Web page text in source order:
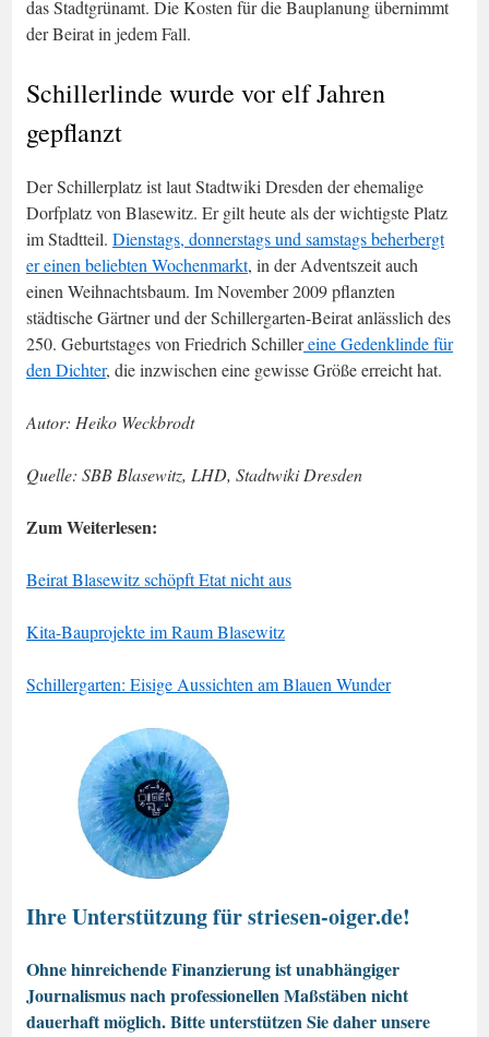
das Stadtgrünamt. Die Kosten für die Bauplanung übernimmt
der Beirat in jedem Fall.
Schillerlinde wurde vor elf Jahren
gepflanzt
Der Schillerplatz ist laut Stadtwiki Dresden der ehemalige
Dorfplatz von Blasewitz. Er gilt heute als der wichtigste Platz
im Stadtteil. Dienstags, donnerstags und samstags beherbergt
er einen beliebten Wochenmarkt, in der Adventszeit auch
einen Weihnachtsbaum. Im November 2009 pflanzten
städtische Gärtner und der Schillergarten-Beirat anlässlich des
250. Geburtstages von Friedrich Schillereine Gedenklinde für
den Dichter, die inzwischen eine gewisse Größe erreicht hat.
Autor: Heiko Weckbrodt
Quelle: SBB Blasewitz, LHD, Stadtwiki Dresden
Zum Weiterlesen:
Beirat Blasewitz schöpft Etat nicht aus
Kita-Bauprojekte im Raum Blasewitz
Schillergarten: Eisige Aussichten am Blauen Wunder
Ihre Unterstützung für striesen-oiger.de!
Ohne hinreichende Finanzierung ist unabhängiger
Journalismus nach professionellen Maßstäben nicht
dauerhaft möglich. Bitte unterstützen Sie daher unsere